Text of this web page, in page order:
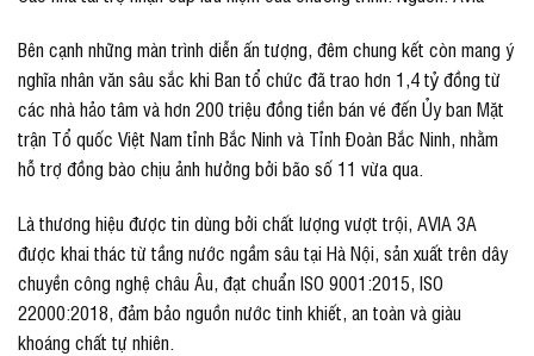
Bên cạnh những màn trình diễn ấn tượng, đêm chung kết còn mang ý
nghĩa nhân văn sâu sắc khi Ban tổ chức đã trao hơn 1,4 tỷ đồng từ
các nhà hảo tâm và hơn 200 triệu đồng tiền bán vé đến Ủy ban Mặt
trận Tổ quốc Việt Nam tỉnh Bắc Ninh và Tỉnh Đoàn Bắc Ninh, nhằm
hỗ trợ đồng bào chịu ảnh hưởng bởi bão số 11 vừa qua.
Là thương hiệu được tin dùng bởi chất lượng vượt trội, AVIA 3A
được khai thác từ tầng nước ngầm sâu tại Hà Nội, sản xuất trên dây
chuyền công nghệ châu Âu, đạt chuẩn ISO 9001:2015, ISO
22000:2018, đảm bảo nguồn nước tinh khiết, an toàn và giàu
khoáng chất tự nhiên.